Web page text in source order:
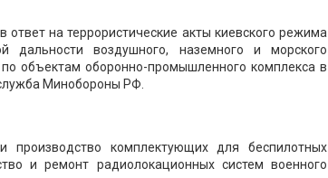
на террористические акты киевского режима
воздушного, наземного и морского
объектам оборонно-промышленного комплекса в
Минобороны РФ.
комплектующих для беспилотных
и ремонт радиолокационных систем военного